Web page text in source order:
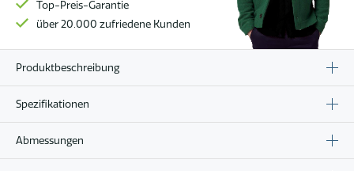
Top-Preis-Garantie
über 20.000 zufriedene Kunden
Produktbeschreibung
Spezifikationen
Abmessungen